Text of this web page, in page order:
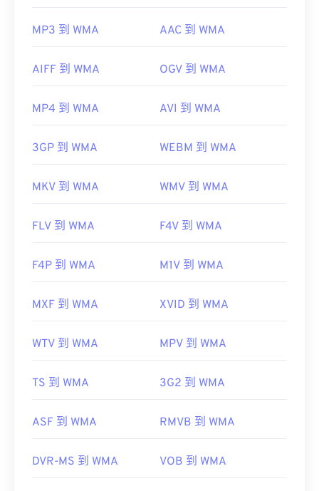
MP3 到 WMA AAC 到 WMA
AIFF 到 WMA OGV 到 WMA
MP4 到 WMA AVI 到 WMA
3GP 到 WMA WEBM 到 WMA
MKV 到 WMA WMV 到 WMA
FLV 到 WMA F4V 到 WMA
F4P 到 WMA M1V 到 WMA
MXF 到 WMA XVID 到 WMA
WTV 到 WMA MPV 到 WMA
TS 到 WMA 3G2 到 WMA
ASF 到 WMA RMVB 到 WMA
DVR-MS 到 WMA VOB 到 WMA